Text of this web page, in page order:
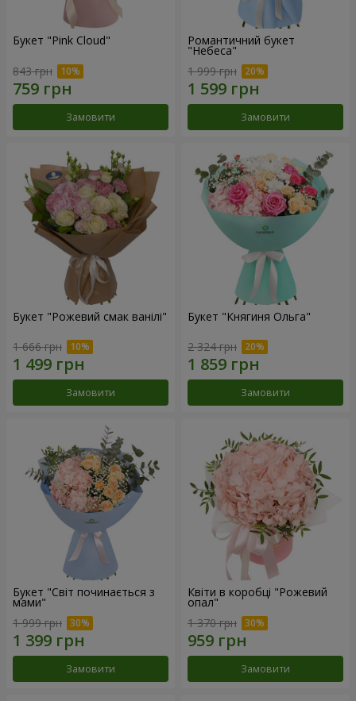
Букет "Pink Cloud"
843 грн
Замовити
Романтичний букет
"Небеса"
1 999 грн
Замовити
Букет "Рожевий смак ванілі"
1 666 грн
Замовити
Букет "Княгиня Ольга"
2 324 грн
Замовити
Букет "Світ починається з
мами"
1 999 грн
Замовити
Квіти в коробці "Рожевий
опал"
1 370 грн
Замовити